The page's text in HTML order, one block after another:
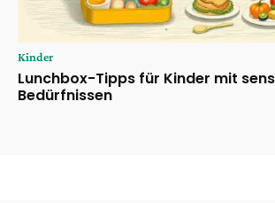
Kinder
Lunchbox-Tipps für Kinder mit
Bedürfnissen